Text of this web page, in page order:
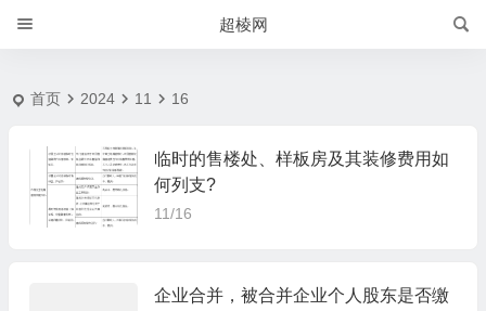
超棱网
首页 2024 11 16
临时的售楼处、样板房及其装修费用如
何列支?
11/16
企业合并，被合并企业个人股东是否缴